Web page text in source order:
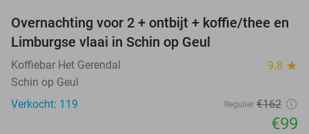
39%
Overnachting voor 2 + ontbijt + koffie/thee en
Limburgse vlaai in Schin op Geul
Koffiebar Het Gerendal 9.8 star
Schin op Geul
Verkocht: 119
Regulier €162
€99